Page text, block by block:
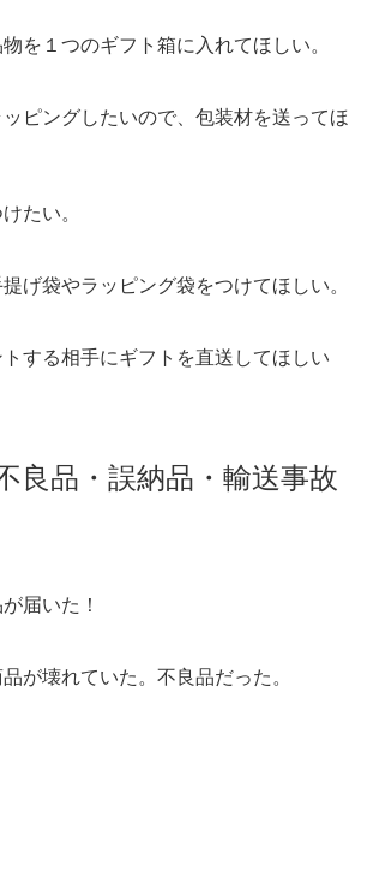
を１つのギフト箱に入れてほしい。
ピングしたいので、包装材を送ってほ
たい。
げ袋やラッピング袋をつけてほしい。
する相手にギフトを直送してほしい
良品・誤納品・輸送事故
届いた！
が壊れていた。不良品だった。